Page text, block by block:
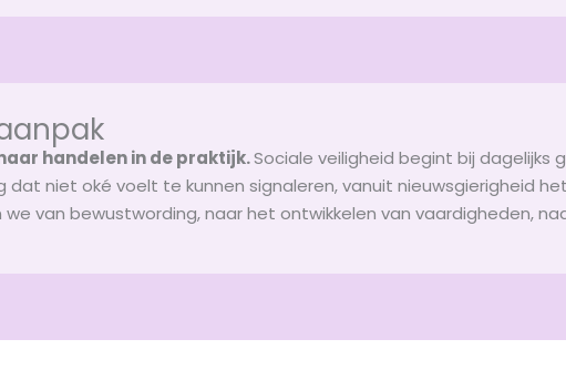
handelen in de praktijk.Sociale veiligheid begint bij
dat niet oké voelt te kunnen signaleren, vanuit nieuwsgierigheid
we van bewustwording, naar het ontwikkelen van vaardigheden,